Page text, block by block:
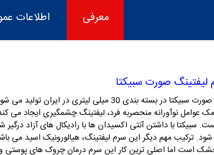
معرفی اطلاعات
لیفتینگ صورت سبیکتا
سرم لیفتینگ صورت سبیکتا در بسته بندی
عوامل نوآورانه منحصربه فرد، لیفتینگ چشمگیری
سبیکتا با داشتنآنتی اکسیدان ها با رادیکال های آزاد
ترکیب مهم دیگر این سرم لیفتینگ، هیالورونیک اسید می
است اما اصلی ترین کار این سرم درمان چروک های